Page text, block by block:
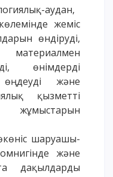
аудан,
жеміс
өндіруді,
өнімдерді
және
қызметті
шаруашы-
және
дақылдарды